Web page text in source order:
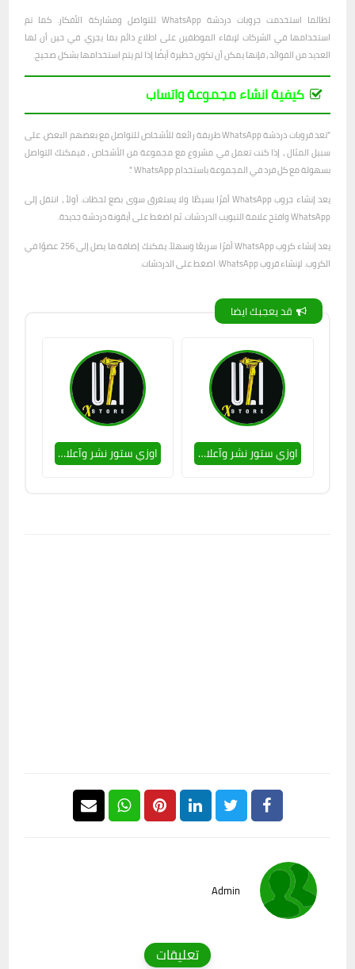
لطالما استخدمت جروبات دردشة WhatsApp للتواصل ومشاركة الأفكار. كما تم
استخدامها في الشركات لإبقاء الموظفين على اطلاع دائم بما يجري. في حين أن لها
العديد من الفوائد ، فإنها يمكن أن تكون خطيرة أيضًا إذا لم يتم استخدامها بشكل صحيح.
كيفية انشاء مجموعة واتساب
"تعد قروبات دردشة WhatsApp طريقة رائعة للأشخاص للتواصل مع بعضهم البعض. على
سبيل المثال ، إذا كنت تعمل في مشروع مع مجموعة من الأشخاص ، فيمكنك التواصل
بسهولة مع كل فرد في المجموعة باستخدام WhatsApp ".
يعد إنشاء جروب WhatsApp أمرًا بسيطًا ولا يستغرق سوى بضع لحظات. أولاً ، انتقل إلى
WhatsApp وافتح علامة التبويب الدردشات. ثم اضغط على أيقونة دردشة جديدة.
يعد إنشاء كروب WhatsApp أمرًا سريعًا وسهلاً. يمكنك إضافة ما يصل إلى 256 عضوًا في
الكروب. لإنشاء قروب WhatsApp: اضغط على الدردشات.
قد يعجبك ايضا
اوزي ستور نشر وآعلانات 🤍1 اوزي ستور نشر وآعلانات 1
Admin
تعليقات